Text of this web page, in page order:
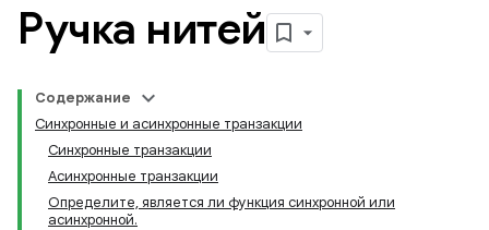
Ручка нитей
Содержание
Синхронные и асинхронные транзакции
Синхронные транзакции
Асинхронные транзакции
Определите, является ли функция синхронной или
асинхронной.